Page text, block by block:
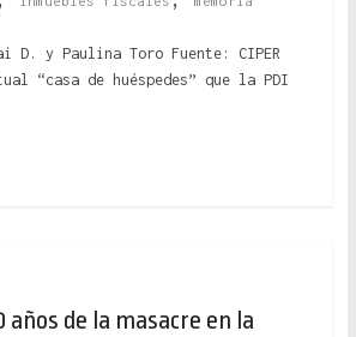
D. y Paulina Toro Fuente: CIPER
“casa de huéspedes” que la PDI
años de la masacre en la